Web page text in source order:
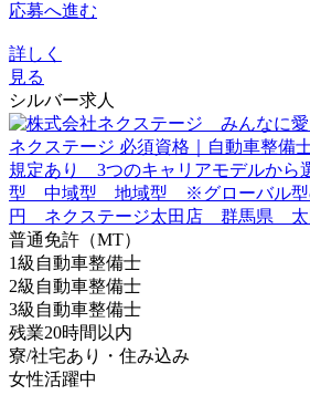
応募へ進む
詳しく
見る
シルバー求人
普通免許（MT）
1級自動車整備士
2級自動車整備士
3級自動車整備士
残業20時間以内
寮/社宅あり・住み込み
女性活躍中